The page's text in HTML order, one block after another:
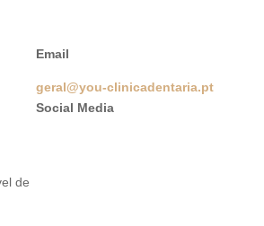
de
Email
geral@you-clinicadentaria.pt
Social Media